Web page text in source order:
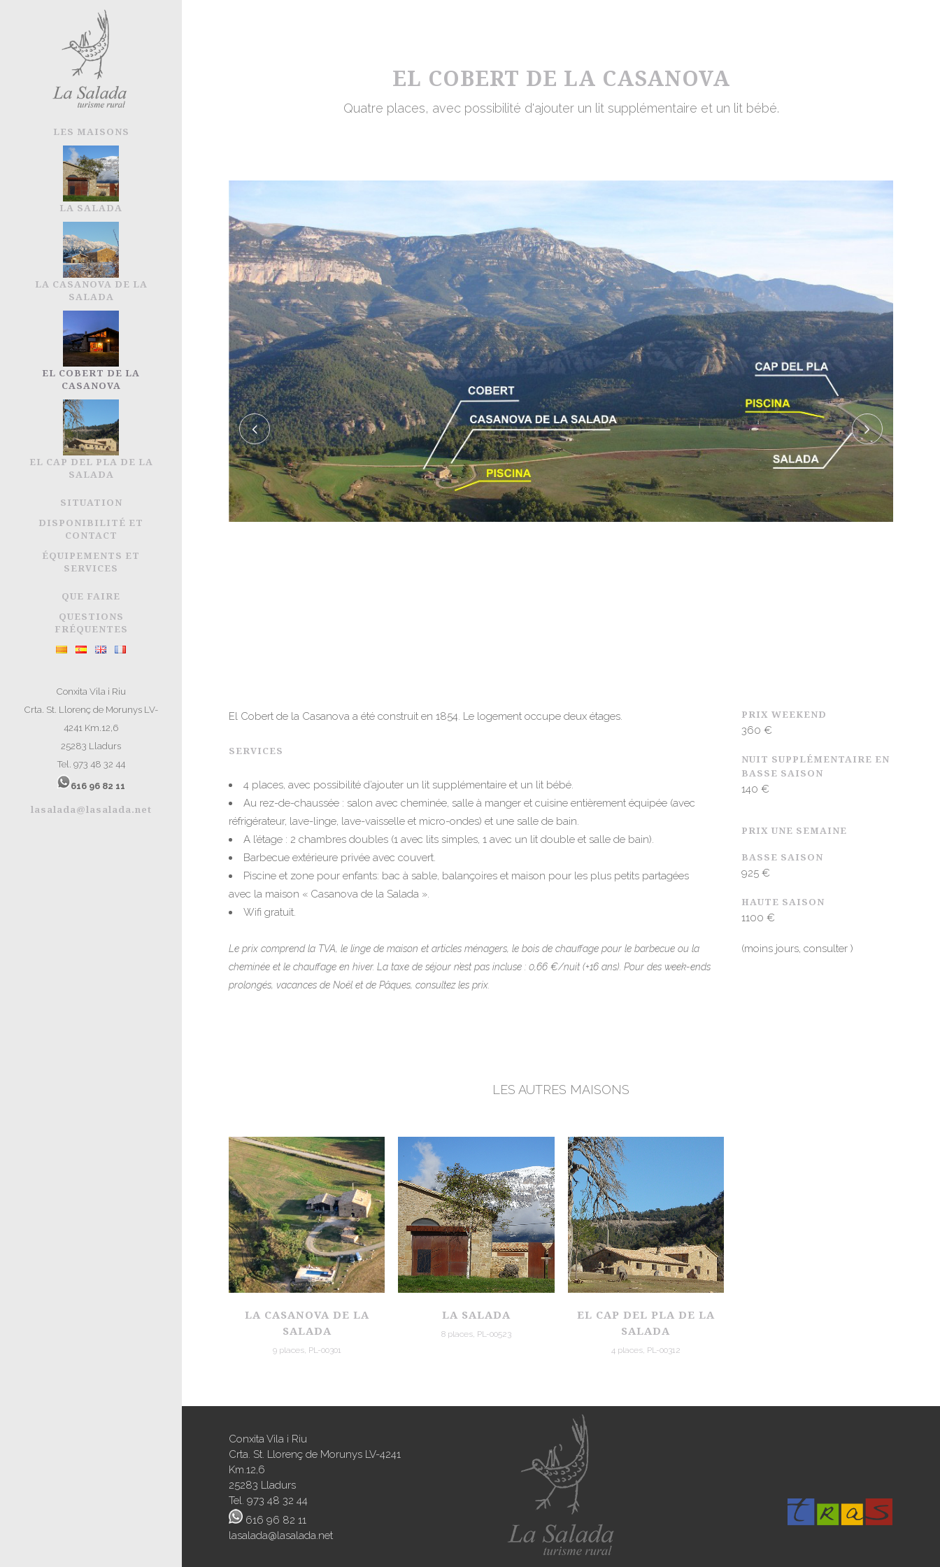
LES MAISONS
LA SALADA
LA CASANOVA DE LA
SALADA
EL COBERT DE LA
CASANOVA
EL CAP DEL PLA DE LA
SALADA
SITUATION
DISPONIBILITÉ ET
CONTACT
ÉQUIPEMENTS ET
SERVICES
QUE FAIRE
QUESTIONS
FRÉQUENTES
Conxita Vila i Riu
Crta. St. Llorenç de Morunys LV-
4241 Km.12,6
25283 Lladurs
Tel. 973 48 32 44
616 96 82 11
lasalada@lasalada.net
EL COBERT DE LA CASANOVA
Quatre places, avec possibilité d'ajouter un lit supplémentaire et un lit bébé.
El Cobert de la Casanova a été construit en 1854. Le logement occupe deux étages.
SERVICES
4 places, avec possibilité d’ajouter un lit supplémentaire et un lit bébé.
Au rez-de-chaussée : salon avec cheminée, salle à manger et cuisine entièrement équipée (avec
réfrigérateur, lave-linge, lave-vaisselle et micro-ondes) et une salle de bain.
A l’étage : 2 chambres doubles (1 avec lits simples, 1 avec un lit double et salle de bain).
Barbecue extérieure privée avec couvert.
Piscine et zone pour enfants: bac à sable, balançoires et maison pour les plus petits partagées
avec la maison « Casanova de la Salada ».
Wifi gratuit
Le prix comprend la TVA, le linge de maison et articles ménagers, le bois de chauffage pour le barbecue ou la
cheminée et le chauffage en hiver. La taxe de séjour n’est pas incluse : 0,66 €/nuit (+16 ans). Pour des week-ends
prolongés, vacances de Noël et de Pâques, consultez les prix.
PRIX WEEKEND
360 €
NUIT SUPPLÉMENTAIRE EN
BASSE SAISON
140 €
PRIX UNE SEMAINE
BASSE SAISON
925 €
HAUTE SAISON
1100 €
(moins jours, consulter )
LES AUTRES MAISONS
VOIR
LA CASANOVA DE LA
SALADA
9 places, PL-00301
VOIR
LA SALADA
8 places, PL-00523
VOIR
EL CAP DEL PLA DE LA
SALADA
4 places, PL-00312
Conxita Vila i Riu
Crta. St. Llorenç de Morunys LV-4241
Km.12,6
25283 Lladurs
Tel. 973 48 32 44
616 96 82 11
lasalada@lasalada.net